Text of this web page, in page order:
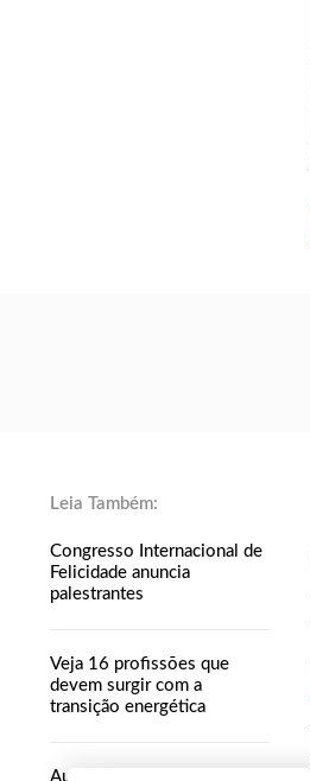
Congresso Internacional de
Felicidade anuncia
palestrantes
Veja 16 profissões que
devem surgir com a
transição energética
Auge salarial no Brasil